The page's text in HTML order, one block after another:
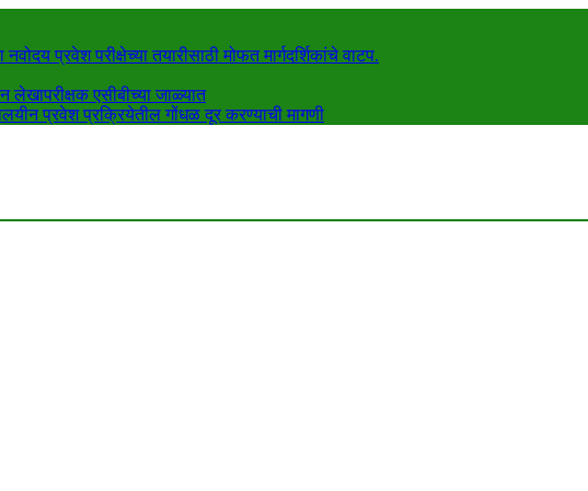
प्रवेश परीक्षेच्या तयारीसाठी मोफत मार्गदर्शिकांचे वाटप.
लेखापरीक्षक एसीबीच्या जाळ्यात
प्रवेश प्रक्रियेतील गोंधळ दूर करण्याची मागणी